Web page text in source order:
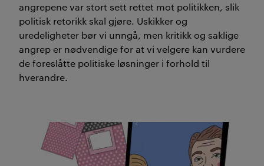
angrepene var stort sett rettet mot politikken, slik
politisk retorikk skal gjøre. Uskikker og
uredeligheter bør vi unngå, men kritikk og saklige
angrep er nødvendige for at vi velgere kan vurdere
de foreslåtte politiske løsninger i forhold til
hverandre.